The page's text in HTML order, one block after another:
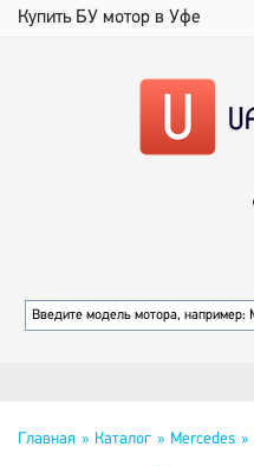
Купить БУ мотор в Уфе
Главная Каталог Mercedes